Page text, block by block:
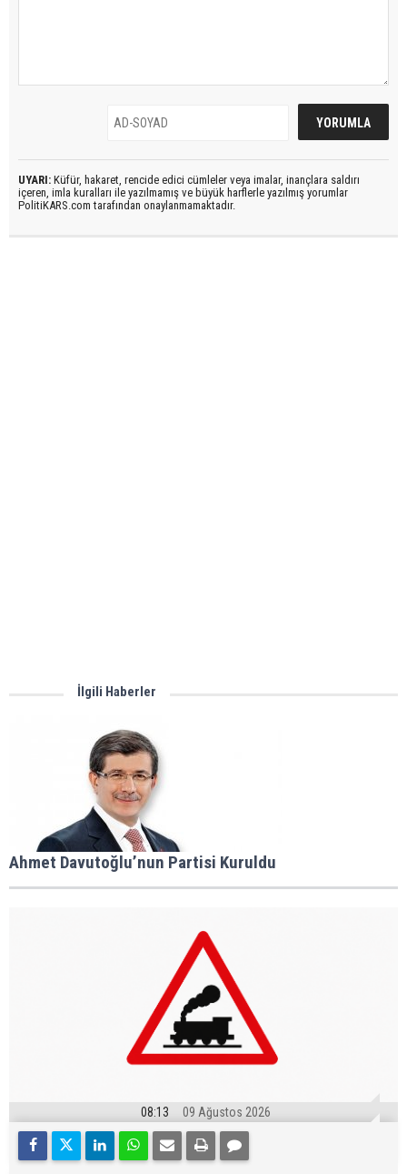
UYARI: Küfür, hakaret, rencide edici cümleler veya imalar, inançlara saldırı
içeren, imla kuralları ile yazılmamış ve büyük harflerle yazılmış yorumlar
PolitiKARS.com tarafından onaylanmamaktadır.
İlgili Haberler
Ahmet Davutoğlu’nun Partisi Kuruldu
08:13 09 Ağustos 2026